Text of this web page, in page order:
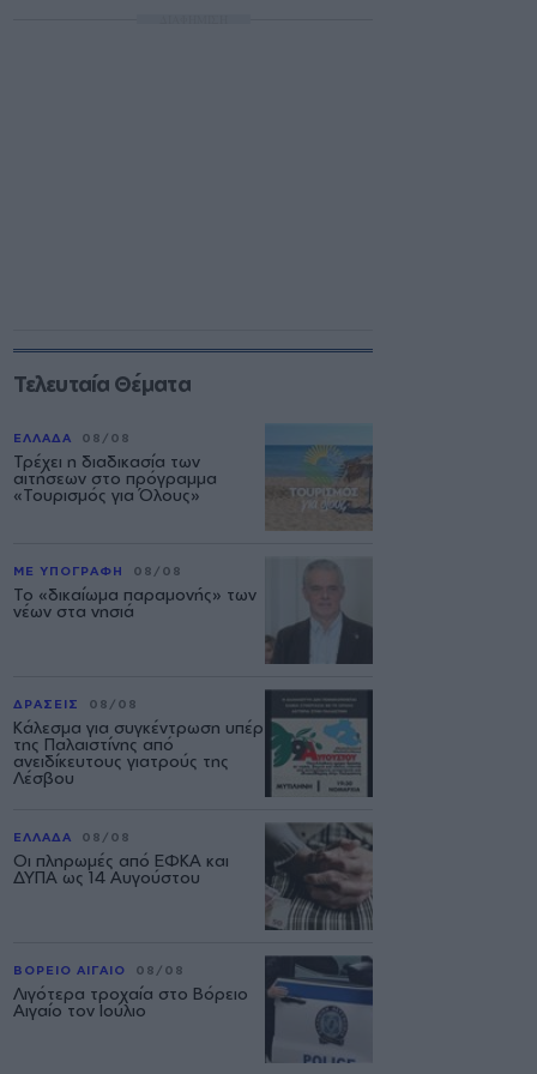
Τελευταία Θέματα
ΕΛΛΑΔΑ 08/08
Τρέχει η διαδικασία των
αιτήσεων στο πρόγραμμα
«Τουρισμός για Όλους»
ΜΕ ΥΠΟΓΡΑΦΗ 08/08
Το «δικαίωμα παραμονής» των
νέων στα νησιά
ΔΡΑΣΕΙΣ 08/08
Κάλεσμα για συγκέντρωση υπέρ
της Παλαιστίνης από
ανειδίκευτους γιατρούς της
Λέσβου
ΕΛΛΑΔΑ 08/08
Οι πληρωμές από ΕΦΚΑ και
ΔΥΠΑ ως 14 Αυγούστου
ΒΟΡΕΙΟ ΑΙΓΑΙΟ 08/08
Λιγότερα τροχαία στο Βόρειο
Αιγαίο τον Ιούλιο